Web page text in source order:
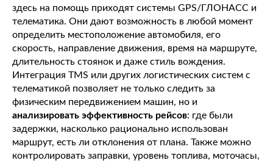
здесь на помощь приходят системы GPS/ГЛОНАСС и
телематика. Они дают возможность в любой момент
определить местоположение автомобиля, его
скорость, направление движения, время на маршруте,
длительность стоянок и даже стиль вождения.
Интеграция TMS или других логистических систем с
телематикой позволяет не только следить за
физическим передвижением машин, но и
анализировать эффективность рейсов: где были
задержки, насколько рационально использован
маршрут, есть ли отклонения от плана. Также можно
контролировать заправки, уровень топлива, моточасы,